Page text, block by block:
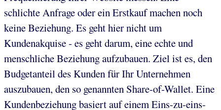
schlichte Anfrage oder ein Erstkauf machen noch
keine Beziehung. Es geht hier nicht um
Kundenakquise - es geht darum, eine echte und
menschliche Beziehung aufzubauen. Ziel ist es, den
Budgetanteil des Kunden für Ihr Unternehmen
auszubauen, den so genannten Share-of-Wallet. Eine
Kundenbeziehung basiert auf einem Eins-zu-eins-